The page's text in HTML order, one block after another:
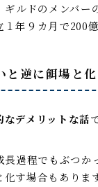
ギルドのメンバー
年９カ月で200
と逆に餌場と
なデメリットな話
長過程でもぶつか
す場合もあります